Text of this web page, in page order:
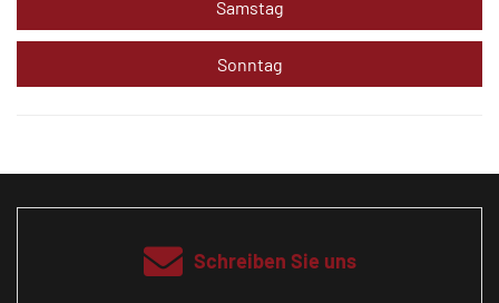
Samstag
Sonntag
Schreiben Sie uns